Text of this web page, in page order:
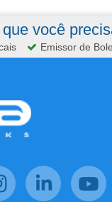
você
Emissor de